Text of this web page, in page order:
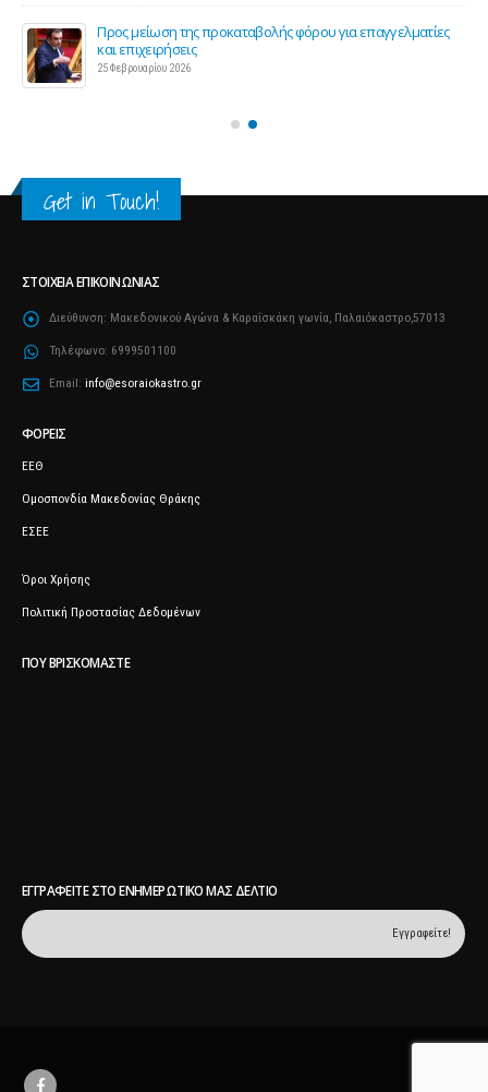
Προς μείωση της προκαταβολής φόρου για επαγγελματίες
και επιχειρήσεις
25 Φεβρουαρίου 2026
Get in Touch!
ΣΤΟΙΧΕΊΑ ΕΠΙΚΟΙΝΩΝΊΑΣ
Διεύθυνση: Μακεδονικού Αγώνα & Καραΐσκάκη γωνία, Παλαιόκαστρο,57013
Τηλέφωνο: 6999501100
Email: info@esoraiokastro.gr
ΦΟΡΕΊΣ
ΕΕΘ
Ομοσπονδία Μακεδονίας Θράκης
ΕΣΕΕ
Όροι Χρήσης
Πολιτική Προστασίας Δεδομένων
ΠΟΥ ΒΡΙΣΚΌΜΑΣΤΕ
ΕΓΓΡΑΦΕΊΤΕ ΣΤΟ ΕΝΗΜΕΡΩΤΙΚΌ ΜΑΣ ΔΕΛΤΊΟ